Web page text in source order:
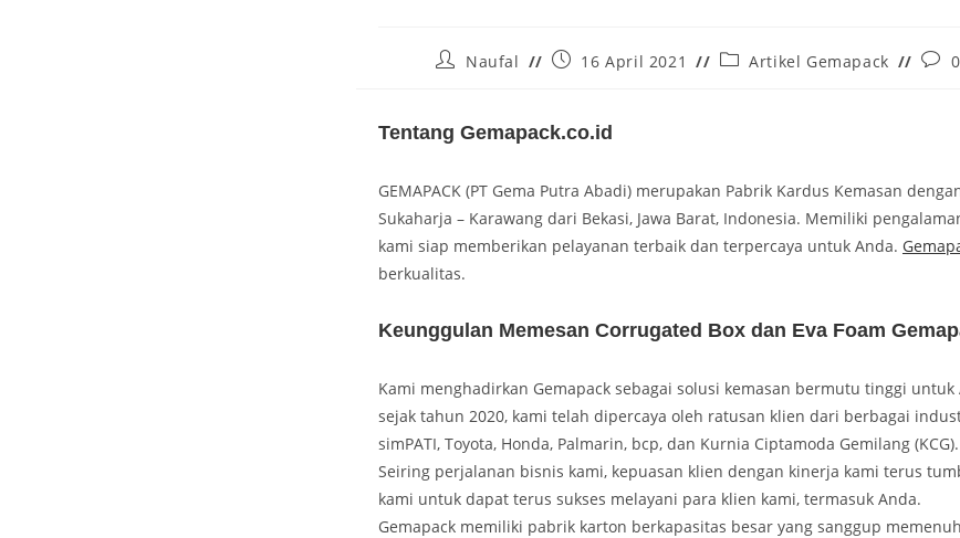
Naufal 16 April 2021 Artikel Gemapack
Tentang Gemapack.co.id
GEMAPACK (PT Gema Putra Abadi) merupakan Pabrik Kardus Kemasan
Sukaharja – Karawang dari Bekasi, Jawa Barat, Indonesia. Memiliki
kami siap memberikan pelayanan terbaik dan terpercaya untuk Anda.
berkualitas.
Keunggulan Memesan Corrugated Box dan Eva Foam
Kami menghadirkan Gemapack sebagai solusi kemasan bermutu tinggi
sejak tahun 2020, kami telah dipercaya oleh ratusan klien dari berbagai
simPATI, Toyota, Honda, Palmarin, bcp, dan Kurnia Ciptamoda Gemilang (KCG).
Seiring perjalanan bisnis kami, kepuasan klien dengan kinerja kami terus
kami untuk dapat terus sukses melayani para klien kami, termasuk Anda.
Gemapack memiliki pabrik karton berkapasitas besar yang sanggup